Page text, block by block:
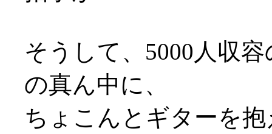
そうして、5000人収
の真ん中に、
ちょこんとギターを